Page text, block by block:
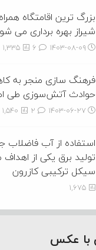
بزرگ ترین اقامتگاه
شیراز بهره برداری می
۱۴۰۳-۰۸-۰۹ 1,335
حوادث آتش‌سوزی طی
۱۴۰۳-۰۶-۲۷ 1,540
استفاده از آب فاضلاب
تولید برق یکی از اهداف
سیکل ترکیبی کازرون
1,675
با عکس